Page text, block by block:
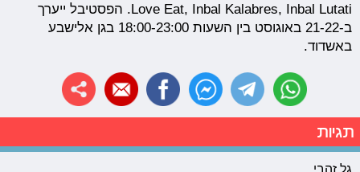
Love Eat, Inbal Kalabres, Inbal Lutati. הפסטיבל ייערך
ב-21-22 באוגוסט בין השעות 18:00-23:00 בגן אלישבע
באשדוד.
תגיות
גל זהבי